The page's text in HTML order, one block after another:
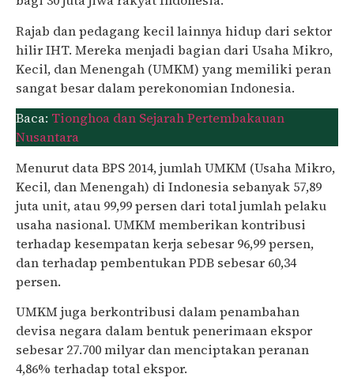
Rajab dan pedagang kecil lainnya hidup dari sektor
hilir IHT. Mereka menjadi bagian dari Usaha Mikro,
Kecil, dan Menengah (UMKM) yang memiliki peran
sangat besar dalam perekonomian Indonesia.
Baca: Tionghoa dan Sejarah Pertembakauan
Nusantara
Menurut data BPS 2014, jumlah UMKM (Usaha Mikro,
Kecil, dan Menengah) di Indonesia sebanyak 57,89
juta unit, atau 99,99 persen dari total jumlah pelaku
usaha nasional. UMKM memberikan kontribusi
terhadap kesempatan kerja sebesar 96,99 persen,
dan terhadap pembentukan PDB sebesar 60,34
persen.
UMKM juga berkontribusi dalam penambahan
devisa negara dalam bentuk penerimaan ekspor
sebesar 27.700 milyar dan menciptakan peranan
4,86% terhadap total ekspor.